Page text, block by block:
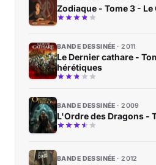
Zodiaque - Tome 3 -
BANDE DESSINÉE 2011
Le Dernier cathare -
hérétiques
BANDE DESSINÉE 2009
L'Ordre des Dragons -
BANDE DESSINÉE 2012